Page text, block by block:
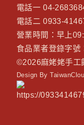
電話一 04-
電話二 0933-
營業時間：早上
食品業者登錄字
©2026麻姥姥手工
Design By